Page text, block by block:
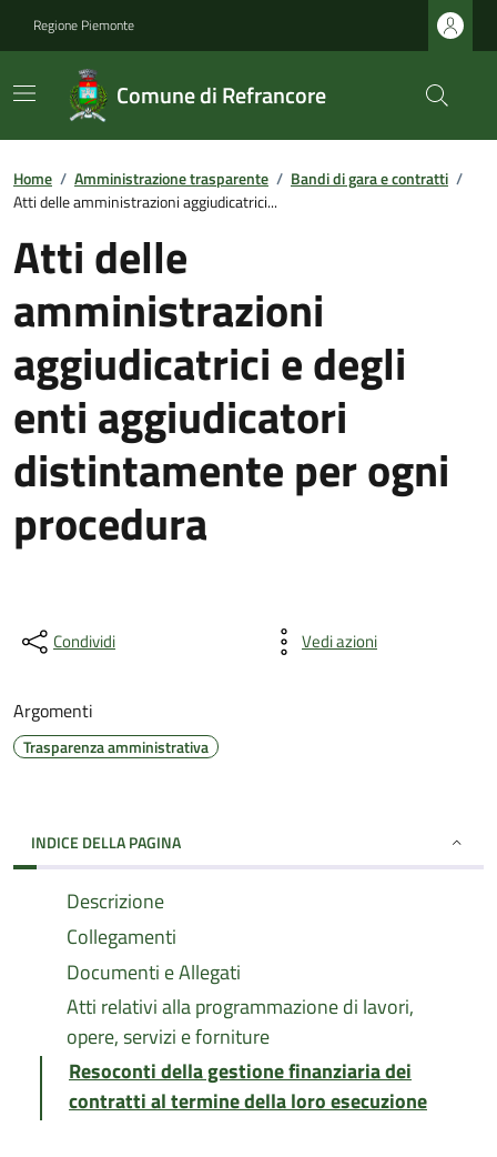
Regione Piemonte
Comune di Refrancore
Home / Amministrazione trasparente / Bandi di gara e contratti /
Atti delle amministrazioni aggiudicatrici...
Atti delle
amministrazioni
aggiudicatrici e degli
enti aggiudicatori
distintamente per ogni
procedura
Condividi Vedi azioni
Argomenti
Trasparenza amministrativa
INDICE DELLA PAGINA
Descrizione
Collegamenti
Documenti e Allegati
Atti relativi alla programmazione di lavori,
opere, servizi e forniture
Resoconti della gestione finanziaria dei
contratti al termine della loro esecuzione